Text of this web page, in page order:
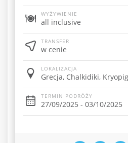
WYŻYWIENIE
all inclusive
TRANSFER
w cenie
LOKALIZACJA
Grecja, Chalkidiki,
TERMIN PODRÓŻY
27/09/2025 - 03/10/2025